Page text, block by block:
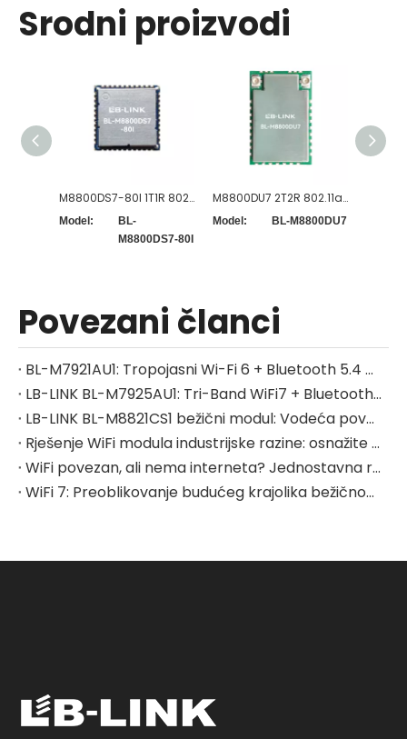
Srodni proizvodi
M8800DS7-80I 1T1R 802.11a/b/g/n/ac/ax WiFi+B5.4 modul
Model:
BL-
M8800DS7-80I
M8800DU7 2T2R 802.11a/b/g/n/ac/ax WiFi+B5.4 modul
Model: BL-M8800DU7
Povezani članci
BL-M7921AU1: Tropojasni Wi-Fi 6 + Bluetooth 5.4 USB 3.0 modul | Bežično rješenje velike brzine za IoT i industrijske uređaje
LB-LINK BL-M7925AU1: Tri-Band WiFi7 + Bluetooth 5.4 Dual Link, redefinirajte Ultra-Clear Connectivity za Smart TV
LB-LINK BL-M8821CS1 bežični modul: Vodeća povezivost niske potrošnje, osnažujući bezbrižno pametno čišćenje
Rješenje WiFi modula industrijske razine: osnažite industrijsku upravljačku opremu, postavite čvrste temelje za komunikaciju pametne proizvodnje
WiFi povezan, ali nema interneta? Jednostavna rješenja koja možete isprobati
WiFi 7: Preoblikovanje budućeg krajolika bežičnog povezivanja velike brzine